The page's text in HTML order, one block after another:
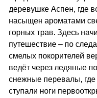
деревушке Аспен, где
насыщен ароматами
горных трав. Здесь
путешествие – по
смелых покорителей
ведёт через ледяные
снежные перевалы, где
ступали ноги